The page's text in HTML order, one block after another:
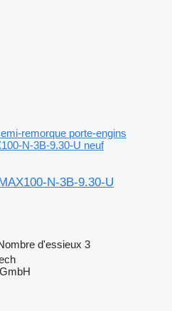
remorque porte-engins
N-3B-9.30-U neuf
N-3B-9.30-U
d'essieux 3